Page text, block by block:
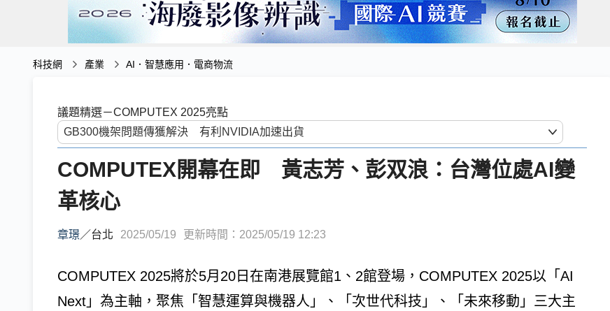
科技網 產業 AI．智慧應用．電商物流
議題精選－COMPUTEX 2025亮點
COMPUTEX開幕在即 黃志芳、彭双浪：台灣位處AI變
革核心
章璟／台北 2025/05/19 更新時間：2025/05/19 12:23
COMPUTEX 2025將於5月20日在南港展覽館1、2館登場，COMPUTEX 2025以「AI
Next」為主軸，聚焦「智慧運算與機器人」、「次世代科技」、「未來移動」三大主